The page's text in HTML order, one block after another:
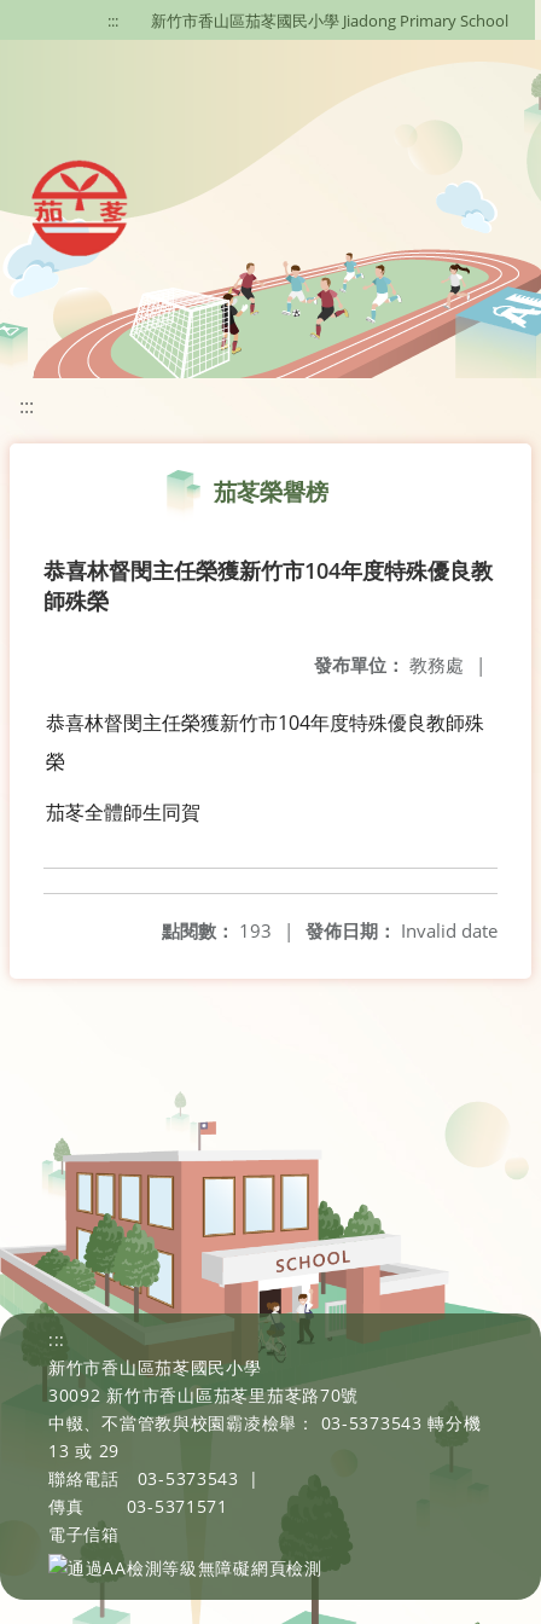
移至網頁之主要內容區位置
::: 新竹市香山區茄苳國民小學 Jiadong Primary School
:::
茄苳榮譽榜
恭喜林督閔主任榮獲新竹市104年度特殊優良教
師殊榮
發布單位： 教務處 |
恭喜林督閔主任榮獲新竹市104年度特殊優良教師殊
榮
茄苳全體師生同賀
發佈日期： Invalid date
點閱數： 193 |
:::
新竹市香山區茄苳國民小學
30092 新竹市香山區茄苳里茄苳路70號
中輟、不當管教與校園霸凌檢舉： 03-5373543 轉分機
13 或 29
聯絡電話
03-5373543
|
傳真
03-5371571
電子信箱